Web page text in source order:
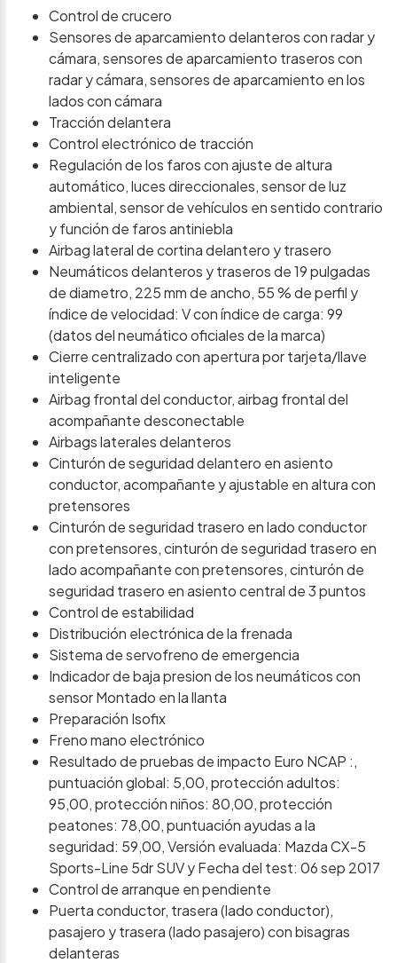
Control de crucero
Sensores de aparcamiento delanteros con radar y
cámara, sensores de aparcamiento traseros con
radar y cámara, sensores de aparcamiento en los
lados con cámara
Tracción delantera
Control electrónico de tracción
Regulación de los faros con ajuste de altura
automático, luces direccionales, sensor de luz
ambiental, sensor de vehículos en sentido contrario
y función de faros antiniebla
Airbag lateral de cortina delantero y trasero
Neumáticos delanteros y traseros de 19 pulgadas
de diametro, 225 mm de ancho, 55 % de perfil y
índice de velocidad: V con índice de carga: 99
(datos del neumático oficiales de la marca)
Cierre centralizado con apertura por tarjeta/llave
inteligente
Airbag frontal del conductor, airbag frontal del
acompañante desconectable
Airbags laterales delanteros
Cinturón de seguridad delantero en asiento
conductor, acompañante y ajustable en altura con
pretensores
Cinturón de seguridad trasero en lado conductor
con pretensores, cinturón de seguridad trasero en
lado acompañante con pretensores, cinturón de
seguridad trasero en asiento central de 3 puntos
Control de estabilidad
Distribución electrónica de la frenada
Sistema de servofreno de emergencia
Indicador de baja presion de los neumáticos con
sensor Montado en la llanta
Preparación Isofix
Freno mano electrónico
Resultado de pruebas de impacto Euro NCAP :,
puntuación global: 5,00, protección adultos:
95,00, protección niños: 80,00, protección
peatones: 78,00, puntuación ayudas a la
seguridad: 59,00, Versión evaluada: Mazda CX-5
Sports-Line 5dr SUV y Fecha del test: 06 sep 2017
Control de arranque en pendiente
Puerta conductor, trasera (lado conductor),
pasajero y trasera (lado pasajero) con bisagras
delanteras